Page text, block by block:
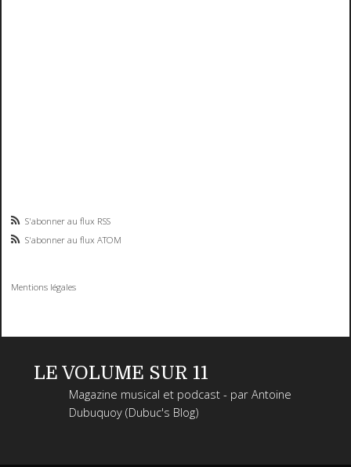
S'abonner au flux RSS
S'abonner au flux ATOM
Mentions légales
LE VOLUME SUR 11
Magazine musical et podcast - par Antoine
Dubuquoy (Dubuc's Blog)